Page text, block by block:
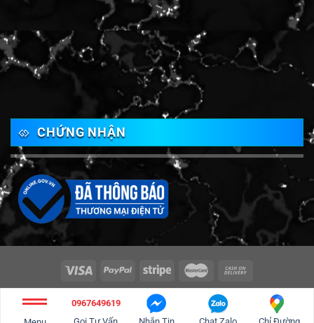
CHỨNG NHẬN
Vật tư sản xuất Đồng Nai
Tư vấn và thiết kế webThiết kế website Biên Hòa
0967649619